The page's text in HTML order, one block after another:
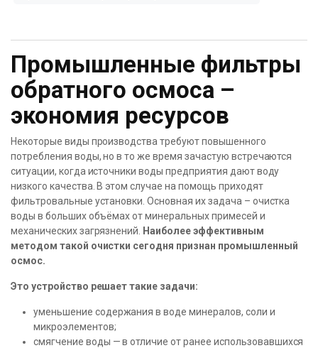
Промышленные фильтры
обратного осмоса –
экономия ресурсов
Некоторые виды производства требуют повышенного
потребления воды, но в то же время зачастую встречаются
ситуации, когда источники воды предприятия дают воду
низкого качества. В этом случае на помощь приходят
фильтровальные установки. Основная их задача – очистка
воды в больших объёмах от минеральных примесей и
механических загрязнений.
Наиболее эффективным
методом такой очистки сегодня признан промышленный
осмос.
Это устройство решает такие задачи:
уменьшение содержания в воде минералов, соли и
микроэлементов;
смягчение воды — в отличие от ранее использовавшихся